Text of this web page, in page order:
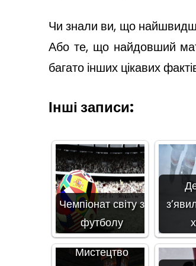
Чи знали ви, що
Або те, що найдовший
багато інших цікавих
Інші записи:
Чемпіонат світу з
футболу
Мистецтво